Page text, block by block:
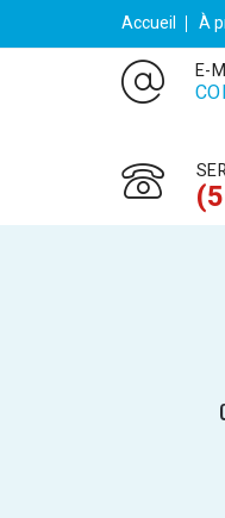
Accueil À
E-